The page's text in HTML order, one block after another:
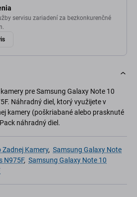
servisu zariadení za bezkonkurenčné
pre Samsung Galaxy Note 10
Náhradný diel, ktorý využijete v
kamery (poškriabané alebo prasknuté
náhradný diel.
Zadnej Kamery, Samsung Galaxy Note
N975F, Samsung Galaxy Note 10